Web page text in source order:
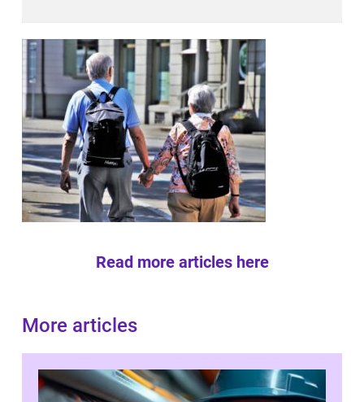
Read more articles here
More articles